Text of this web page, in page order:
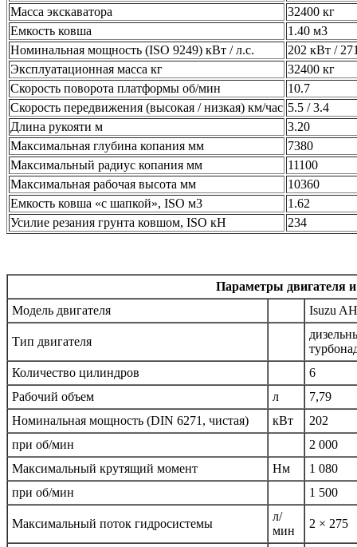
Масса экскаватора
32400 кг
Емкость ковша
1.40 м3
Номинальная мощность (ISO 9249) кВт / л.с.
202 кВт /
Эксплуатационная масса кг
32400 кг
Скорость поворота платформы об/мин
10.7
Скорость передвижения (высокая / низкая) км/час 5.5 / 3.4
Длина рукояти м
3.20
Максимальная глубина копания мм
7380
Максимальный радиус копания мм
11100
Максимальная рабочая высота мм
10360
Емкость ковша «с шапкой», ISO м3
1.62
Усилие резания грунта ковшом, ISO кН
234
Параметры двигателя
Модель двигателя
Isuzu
Тип двигателя
Количество цилиндров
6
Рабочий объем
л
7,79
Номинальная мощность (DIN 6271, чистая)
кВт
202
при об/мин
2 000
Максимальный крутящий момент
Нм
1 080
при об/мин
1 500
Максимальный поток гидросистемы
л/
мин
2 × 275